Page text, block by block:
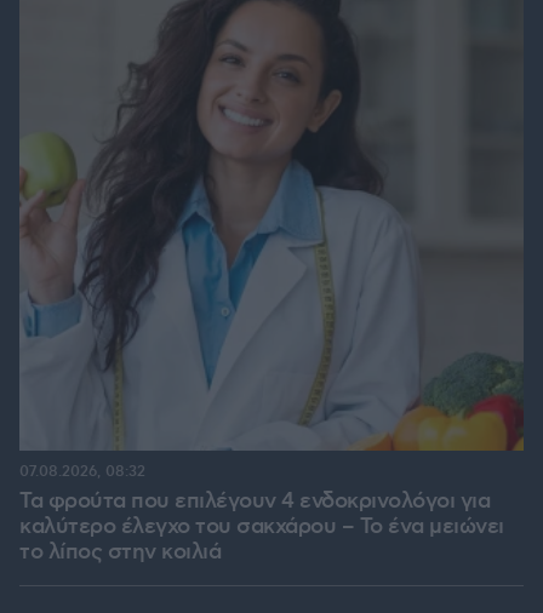
Τα φρούτα που επιλέγουν 4 ενδοκρινολόγοι για
καλύτερο έλεγχο του σακχάρου – Το ένα μειώνει
το λίπος στην κοιλιά
07.08.2026, 08:32